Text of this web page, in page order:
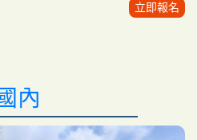
立即報名
內